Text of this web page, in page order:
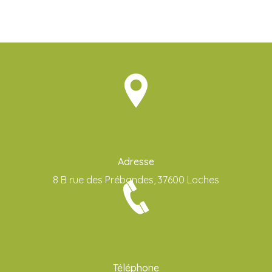
Adresse
8 B rue des Prébandes, 37600 Loches
Téléphone